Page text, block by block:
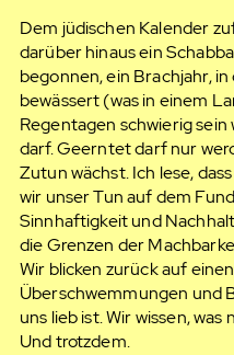
Dem jüdischen Kalender
darüber hinaus ein
begonnen, ein Brachjahr,
bewässert (was in einem
Regentagen schwierig
darf. Geerntet darf nur
Zutun wächst. Ich lese,
wir unser Tun auf dem
Sinnhaftigkeit und
die Grenzen der
Wir blicken zurück auf
Überschwemmungen und
uns lieb ist. Wir wissen,
Und trotzdem.